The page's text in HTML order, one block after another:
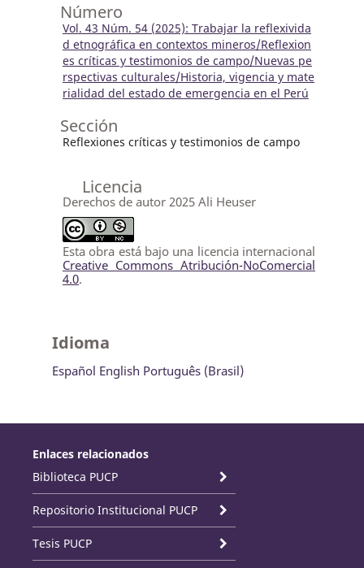
Número
Vol. 43 Núm. 54 (2025): Trabajar la reflexivida
d etnográfica en contextos mineros/Reflexion
es críticas y testimonios de campo/Nuevas pe
rspectivas culturales/Historia, vigencia y mate
rialidad del estado de emergencia en el Perú
Sección
Reflexiones críticas y testimonios de campo
Licencia
Derechos de autor 2025 Ali Heuser
Esta obra está bajo una licencia internacional
Creative Commons Atribución-NoComercial
4.0.
Idioma
Español English Português (Brasil)
Enlaces relacionados
Biblioteca PUCP
Repositorio Institucional PUCP
Tesis PUCP